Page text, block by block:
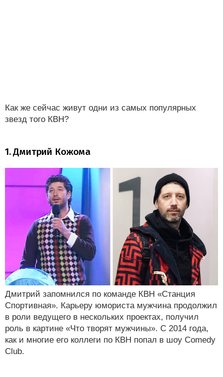
Как же сейчас живут одни из самых популярных
звезд того КВН?
1. Дмитрий Кожома
Дмитрий запомнился по команде КВН «Станция
Спортивная». Карьеру юмориста мужчина продолжил
в роли ведущего в нескольких проектах, получил
роль в картине «Что творят мужчины». С 2014 года,
как и многие его коллеги по КВН попал в шоу Comedy
Club.